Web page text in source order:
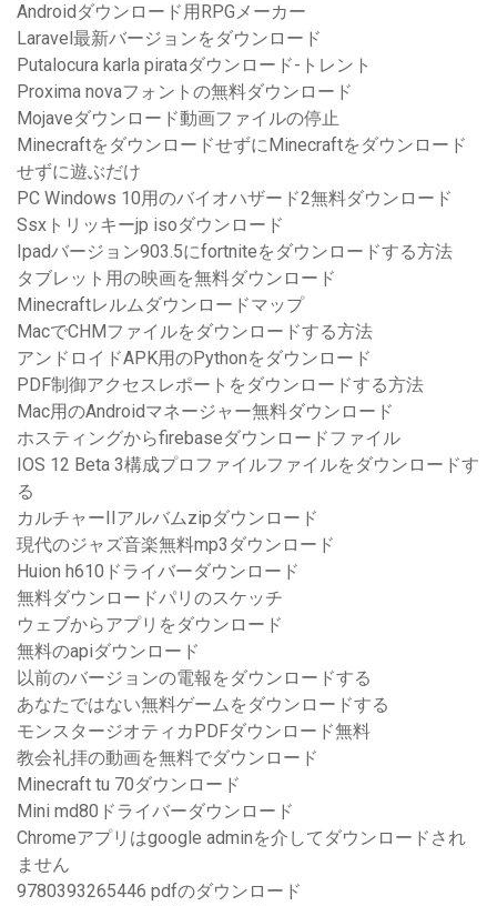
Androidダウンロード用RPGメーカー
Laravel最新バージョンをダウンロード
Putalocura karla pirataダウンロード-トレント
Proxima novaフォントの無料ダウンロード
Mojaveダウンロード動画ファイルの停止
MinecraftをダウンロードせずにMinecraftをダウンロード
せずに遊ぶだけ
PC Windows 10用のバイオハザード2無料ダウンロード
Ssxトリッキーjp isoダウンロード
Ipadバージョン903.5にfortniteをダウンロードする方法
タブレット用の映画を無料ダウンロード
Minecraftレルムダウンロードマップ
MacでCHMファイルをダウンロードする方法
アンドロイドAPK用のPythonをダウンロード
PDF制御アクセスレポートをダウンロードする方法
Mac用のAndroidマネージャー無料ダウンロード
ホスティングからfirebaseダウンロードファイル
IOS 12 Beta 3構成プロファイルファイルをダウンロードす
る
カルチャーIIアルバムzipダウンロード
現代のジャズ音楽無料mp3ダウンロード
Huion h610ドライバーダウンロード
無料ダウンロードパリのスケッチ
ウェブからアプリをダウンロード
無料のapiダウンロード
以前のバージョンの電報をダウンロードする
あなたではない無料ゲームをダウンロードする
モンスタージオティカPDFダウンロード無料
教会礼拝の動画を無料でダウンロード
Minecraft tu 70ダウンロード
Mini md80ドライバーダウンロード
Chromeアプリはgoogle adminを介してダウンロードされ
ません
9780393265446 pdfのダウンロード